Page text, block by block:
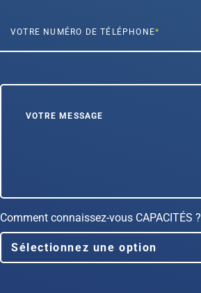
VOTRE NUMÉRO DE TÉLÉPHONE
Comment connaissez-vous CAPACITÉS ?